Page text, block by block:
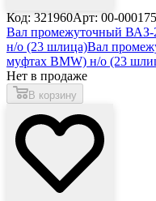
Код: 321960Арт: 00-
Вал промежуточный ВАЗ-
н/о (23 шлица)Вал
муфтах BMW) н/о (23
Нет в продаже
В корзину